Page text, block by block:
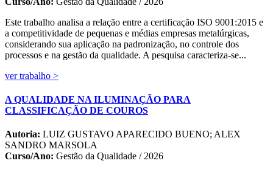
Este trabalho analisa a relação entre a certificação ISO 9001:2015 e
a competitividade de pequenas e médias empresas metalúrgicas,
considerando sua aplicação na padronização, no controle dos
processos e na gestão da qualidade. A pesquisa caracteriza-se...
ver trabalho >
A QUALIDADE NA ILUMINAÇÃO PARA
CLASSIFICAÇÃO DE COUROS
Autoria: LUIZ GUSTAVO APARECIDO BUENO; ALEX
SANDRO MARSOLA
Curso/Ano: Gestão da Qualidade / 2026